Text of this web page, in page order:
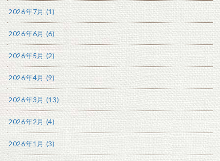
2026年7月 (1)
2026年6月 (6)
2026年5月 (2)
2026年4月 (9)
2026年3月 (13)
2026年2月 (4)
2026年1月 (3)